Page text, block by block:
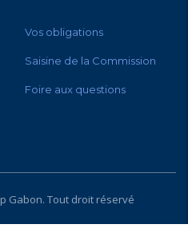
Vos obligations
Saisine de la Commission
Foire aux questions
Gabon. Tout droit réservé